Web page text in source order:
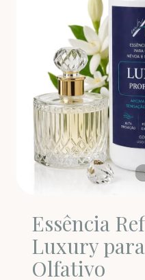
Essência
Luxury
Olfativo